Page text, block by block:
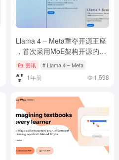
Llama 4 – Meta重夺开源王座
，首次采用MoE架构开源的多
模态系列AI模型
资讯 # Llama 4 – Meta
1年前 1,598